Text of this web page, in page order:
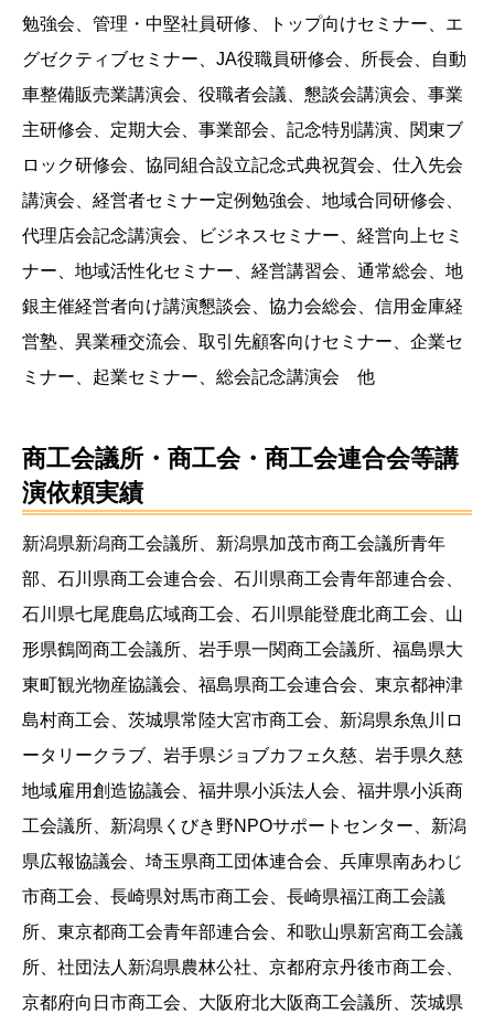
勉強会、管理・中堅社員研修、トップ向けセミナー、エ
グゼクティブセミナー、JA役職員研修会、所長会、自動
車整備販売業講演会、役職者会議、懇談会講演会、事業
主研修会、定期大会、事業部会、記念特別講演、関東ブ
ロック研修会、協同組合設立記念式典祝賀会、仕入先会
講演会、経営者セミナー定例勉強会、地域合同研修会、
代理店会記念講演会、ビジネスセミナー、経営向上セミ
ナー、地域活性化セミナー、経営講習会、通常総会、地
銀主催経営者向け講演懇談会、協力会総会、信用金庫経
営塾、異業種交流会、取引先顧客向けセミナー、企業セ
ミナー、起業セミナー、総会記念講演会 他
商工会議所・商工会・商工会連合会等講
演依頼実績
新潟県新潟商工会議所、新潟県加茂市商工会議所青年
部、石川県商工会連合会、石川県商工会青年部連合会、
石川県七尾鹿島広域商工会、石川県能登鹿北商工会、山
形県鶴岡商工会議所、岩手県一関商工会議所、福島県大
東町観光物産協議会、福島県商工会連合会、東京都神津
島村商工会、茨城県常陸大宮市商工会、新潟県糸魚川ロ
ータリークラブ、岩手県ジョブカフェ久慈、岩手県久慈
地域雇用創造協議会、福井県小浜法人会、福井県小浜商
工会議所、新潟県くびき野NPOサポートセンター、新潟
県広報協議会、埼玉県商工団体連合会、兵庫県南あわじ
市商工会、長崎県対馬市商工会、長崎県福江商工会議
所、東京都商工会青年部連合会、和歌山県新宮商工会議
所、社団法人新潟県農林公社、京都府京丹後市商工会、
京都府向日市商工会、大阪府北大阪商工会議所、茨城県